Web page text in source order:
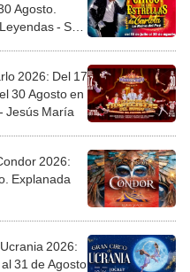
Agosto.
- San
2026: Del 17
30 Agosto en
Jesús María
2026:
Explanada
2026:
31 de Agosto